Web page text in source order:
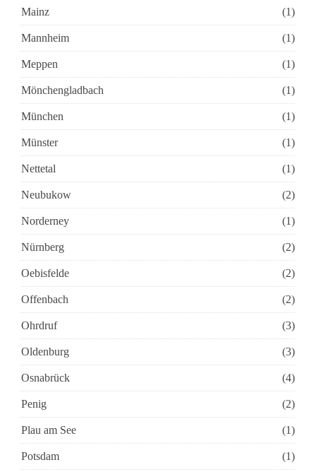
Mainz (1)
Mannheim (1)
Meppen (1)
Mönchengladbach (1)
München (1)
Münster (1)
Nettetal (1)
Neubukow (2)
Norderney (1)
Nürnberg (2)
Oebisfelde (2)
Offenbach (2)
Ohrdruf (3)
Oldenburg (3)
Osnabrück (4)
Penig (2)
Plau am See (1)
Potsdam (1)